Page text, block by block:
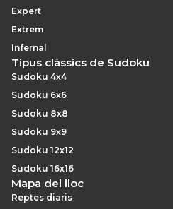
Expert
Extrem
Infernal
Tipus clàssics de Sudoku
Sudoku 4x4
Sudoku 6x6
Sudoku 8x8
Sudoku 9x9
Sudoku 12x12
Sudoku 16x16
Mapa del lloc
Reptes diaris